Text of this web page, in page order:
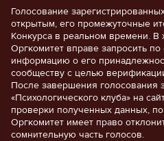
Голосование
открытым, его промежуточные
Конкурса в реальном времени. В
Оргкомитет вправе запросить по
информацию о его
сообществу с целью
После завершения голосования
«Психологического клуба» на
проверки полученных данных, по
Оргкомитет имеет право
сомнительную часть голосов.